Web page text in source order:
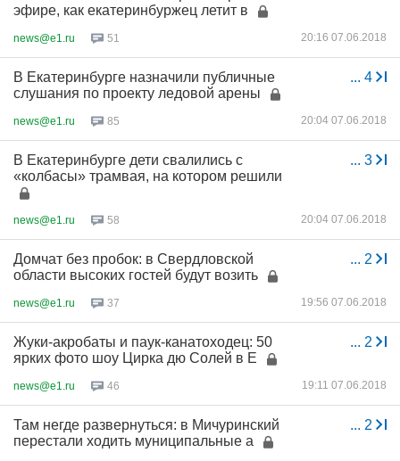
эфире, как екатеринбуржец летит в
news@e1.ru 51 20:16 07.06.2018
... 4
В Екатеринбурге назначили публичные
слушания по проекту ледовой арены
news@e1.ru 85 20:04 07.06.2018
... 3
В Екатеринбурге дети свалились с
«колбасы» трамвая, на котором решили
news@e1.ru 58 20:04 07.06.2018
... 2
Домчат без пробок: в Свердловской
области высоких гостей будут возить
news@e1.ru 37 19:56 07.06.2018
... 2
Жуки-акробаты и паук-канатоходец: 50
ярких фото шоу Цирка дю Солей в Е
news@e1.ru 46 19:11 07.06.2018
... 2
Там негде развернуться: в Мичуринский
перестали ходить муниципальные а